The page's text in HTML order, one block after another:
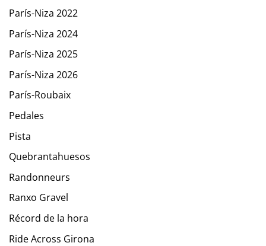
París-Niza 2022
París-Niza 2024
París-Niza 2025
París-Niza 2026
París-Roubaix
Pedales
Pista
Quebrantahuesos
Randonneurs
Ranxo Gravel
Récord de la hora
Ride Across Girona